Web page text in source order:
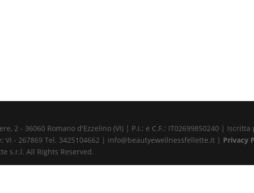
2 - 36060 Romano d'Ezzelino (VI) | P.I.: e C.F.: IT02699850240 |
- 267869 Tel. 3425104662 | info@beautyewellnessfellette.it | Privacy
s.r.l. All Rights Reserved.